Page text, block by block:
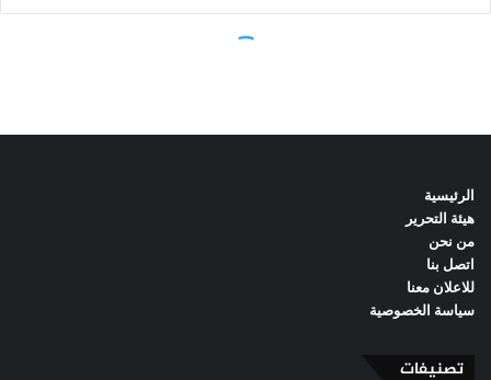
الرئيسية
هيئة التحرير
من نحن
اتصل بنا
للاعلان معنا
سياسة الخصوصية
تصنيفات